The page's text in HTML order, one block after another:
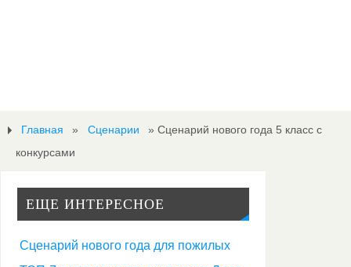
Главная » Сценарии » Сценарий нового года 5 класс с
конкурсами
ЕЩЕ ИНТЕРЕСНОЕ
Сценарий нового года для пожилых